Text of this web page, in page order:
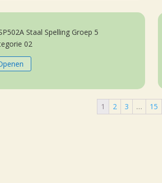
Staal Spelling Groep 5
02
1 2 3 … 15